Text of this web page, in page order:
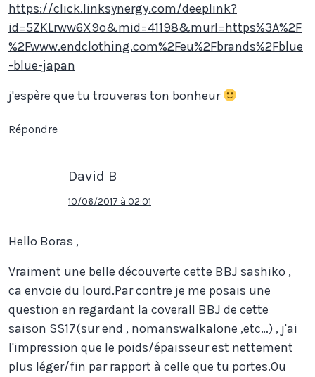
https://click.linksynergy.com/deeplink?
id=5ZKLrww6X9o&mid=41198&murl=https%3A%2F
%2Fwww.endclothing.com%2Feu%2Fbrands%2Fblue
-blue-japan
j'espère que tu trouveras ton bonheur
Répondre
David B
10/06/2017 à 02:01
Hello Boras ,
Vraiment une belle découverte cette BBJ sashiko ,
ca envoie du lourd.Par contre je me posais une
question en regardant la coverall BBJ de cette
saison SS17(sur end , nomanswalkalone ,etc…) , j'ai
l'impression que le poids/épaisseur est nettement
plus léger/fin par rapport à celle que tu portes.Ou